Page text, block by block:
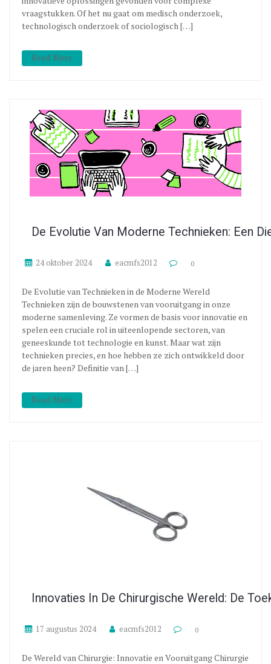
vraagstukken. Of het nu gaat om medisch onderzoek,
technologisch onderzoek of sociologisch […]
Read More
De Evolutie Van Moderne Technieken: Een
24 oktober 2024 eacmfs2012 0
De Evolutie van Technieken in de Moderne Wereld
Technieken zijn de bouwstenen van vooruitgang in onze
moderne samenleving. Ze vormen de basis voor innovatie en
spelen een cruciale rol in uiteenlopende sectoren, van
geneeskunde tot technologie en kunst. Maar wat zijn
technieken precies, en hoe hebben ze zich ontwikkeld door
de jaren heen? Definitie van […]
Read More
Innovaties In De Chirurgische Wereld: De
17 augustus 2024 eacmfs2012 0
De Wereld van Chirurgie: Innovatie en Vooruitgang Chirurgie